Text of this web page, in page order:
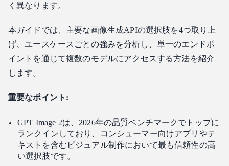
大量処理を行うアプリにとって、最も安い画像生成APIは何
アプリを書き直さずに画像生成APIを切り替えることはでき
ますか？
Atlas Cloudでは、FLUXとGPT Imageの両方を1つのアカウン
く異なります。
本ガイドでは、主要な画像生成APIの選択肢を4つ取り上
げ、ユースケースごとの強みを分析し、単一のエンドポ
イントを通じて複数のモデルにアクセスする方法を紹介
します。
重要なポイント:
GPT Image 2は、2026年の品質ベンチマークでトップに
ランクインしており、コンシューマー向けアプリやテ
キストを含むビジュアル制作において最も信頼性の高
い選択肢です。